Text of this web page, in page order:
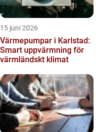
15 juni 2026
Värmepumpar i Karlstad:
Smart uppvärmning för
värmländskt klimat